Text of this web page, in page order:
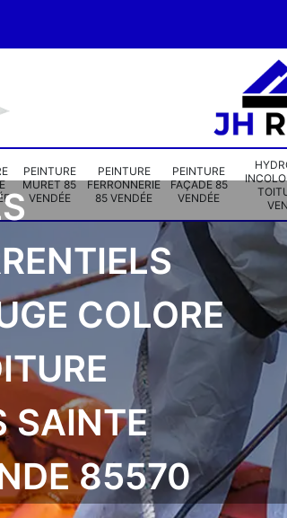
PEINTURE
MURET 85
VENDÉE
PEINTURE
FERRONNERIE
85 VENDÉE
PEINTURE
FAÇADE 85
VENDÉE
COLORE
SAINTE
85570